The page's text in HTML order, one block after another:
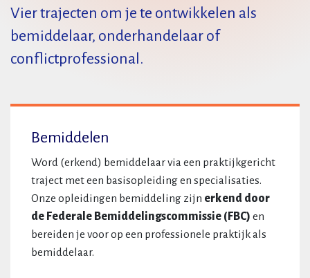
Vier trajecten om je te ontwikkelen als
bemiddelaar, onderhandelaar of
conflictprofessional.
Bemiddelen
Word (erkend) bemiddelaar via een praktijkgericht
traject met een basisopleiding en specialisaties.
Onze opleidingen bemiddeling zijn erkend door
de Federale Bemiddelingscommissie (FBC) en
bereiden je voor op een professionele praktijk als
bemiddelaar.